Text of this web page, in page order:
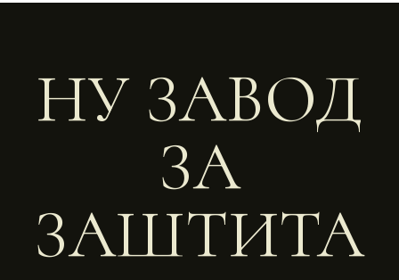
НУ ЗАВОД
ЗА
ЗАШТИТА